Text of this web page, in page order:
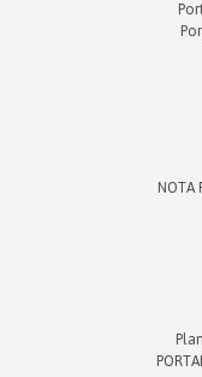
NOTA